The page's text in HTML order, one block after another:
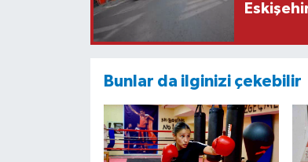
Bunlar da ilginizi çekebilir